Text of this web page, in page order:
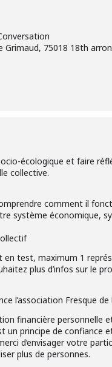
Grimaud, 75018 18th
écologique et faire
collective.
comment il
système économique,
test, maximum 1
plus d’infos sur le
l’association Fresque de
financière personnelle
un principe de confiance
d’envisager votre
plus de personnes.